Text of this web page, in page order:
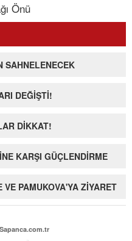
Önü
SAHNELENECEK
DEĞİŞTİ!
DİKKAT!
KARŞI GÜÇLENDİRME
PAMUKOVA'YA ZİYARET